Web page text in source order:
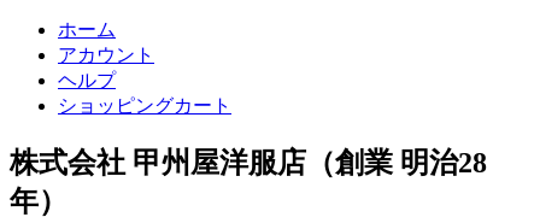
ホーム
アカウント
ヘルプ
ショッピングカート
株式会社 甲州屋洋服店（創業 明治28
年）